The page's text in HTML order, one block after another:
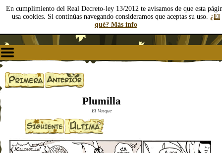
En cumplimiento del Real Decreto-ley 13/2012 te avisamos de que esta
usa cookies. Si continúas navegando consideramos que aceptas su uso. ¿El
qué? Más info
Plumilla
El Vosque